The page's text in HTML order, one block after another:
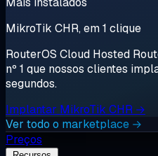
MikroTik CHR, em 1 clique
RouterOS Cloud Hosted
nº 1 que nossos clientes
segundos.
Implantar MikroTik CHR →
Ver todo o marketplace →
Preços